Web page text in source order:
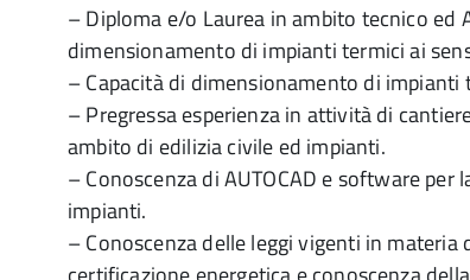
– Diploma e/o Laurea in ambito tecnico
dimensionamento di impianti termici ai
– Capacità di dimensionamento di
– Pregressa esperienza in attività di
ambito di edilizia civile ed impianti.
– Conoscenza di AUTOCAD e software
impianti.
– Conoscenza delle leggi vigenti in